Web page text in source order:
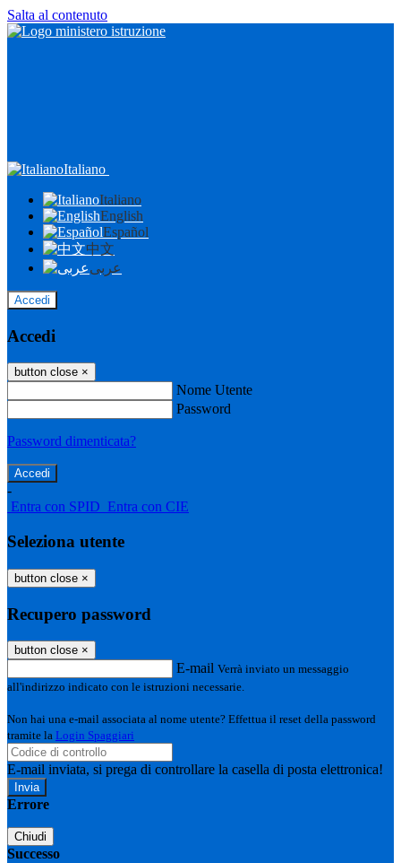
Salta al contenuto
Italiano
Italiano
English
Español
中文
عربى
Accedi
Accedi
button close ×
Nome Utente
Password
Password dimenticata?
-
Entra con SPID Entra con CIE
Seleziona utente
button close ×
Recupero password
button close ×
E-mail Verrà inviato un messaggio
all'indirizzo indicato con le istruzioni necessarie.
Non hai una e-mail associata al nome utente? Effettua il reset della password
tramite la Login Spaggiari
E-mail inviata, si prega di controllare la casella di posta elettronica!
Errore
Chiudi
Successo